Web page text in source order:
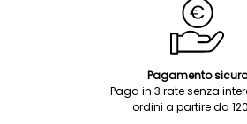
Pagamento sicuro
Paga in 3 rate senza
ordini a partire da